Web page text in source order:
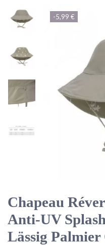
-5,99 €
Chapeau
Anti-UV
Lässig Palmier